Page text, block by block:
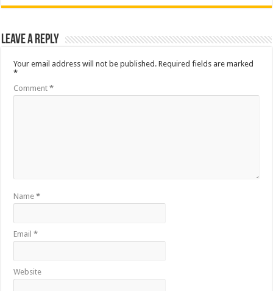
Leave a Reply
Your email address will not be published. Required fields are marked
*
Comment*
Name*
Email*
Website